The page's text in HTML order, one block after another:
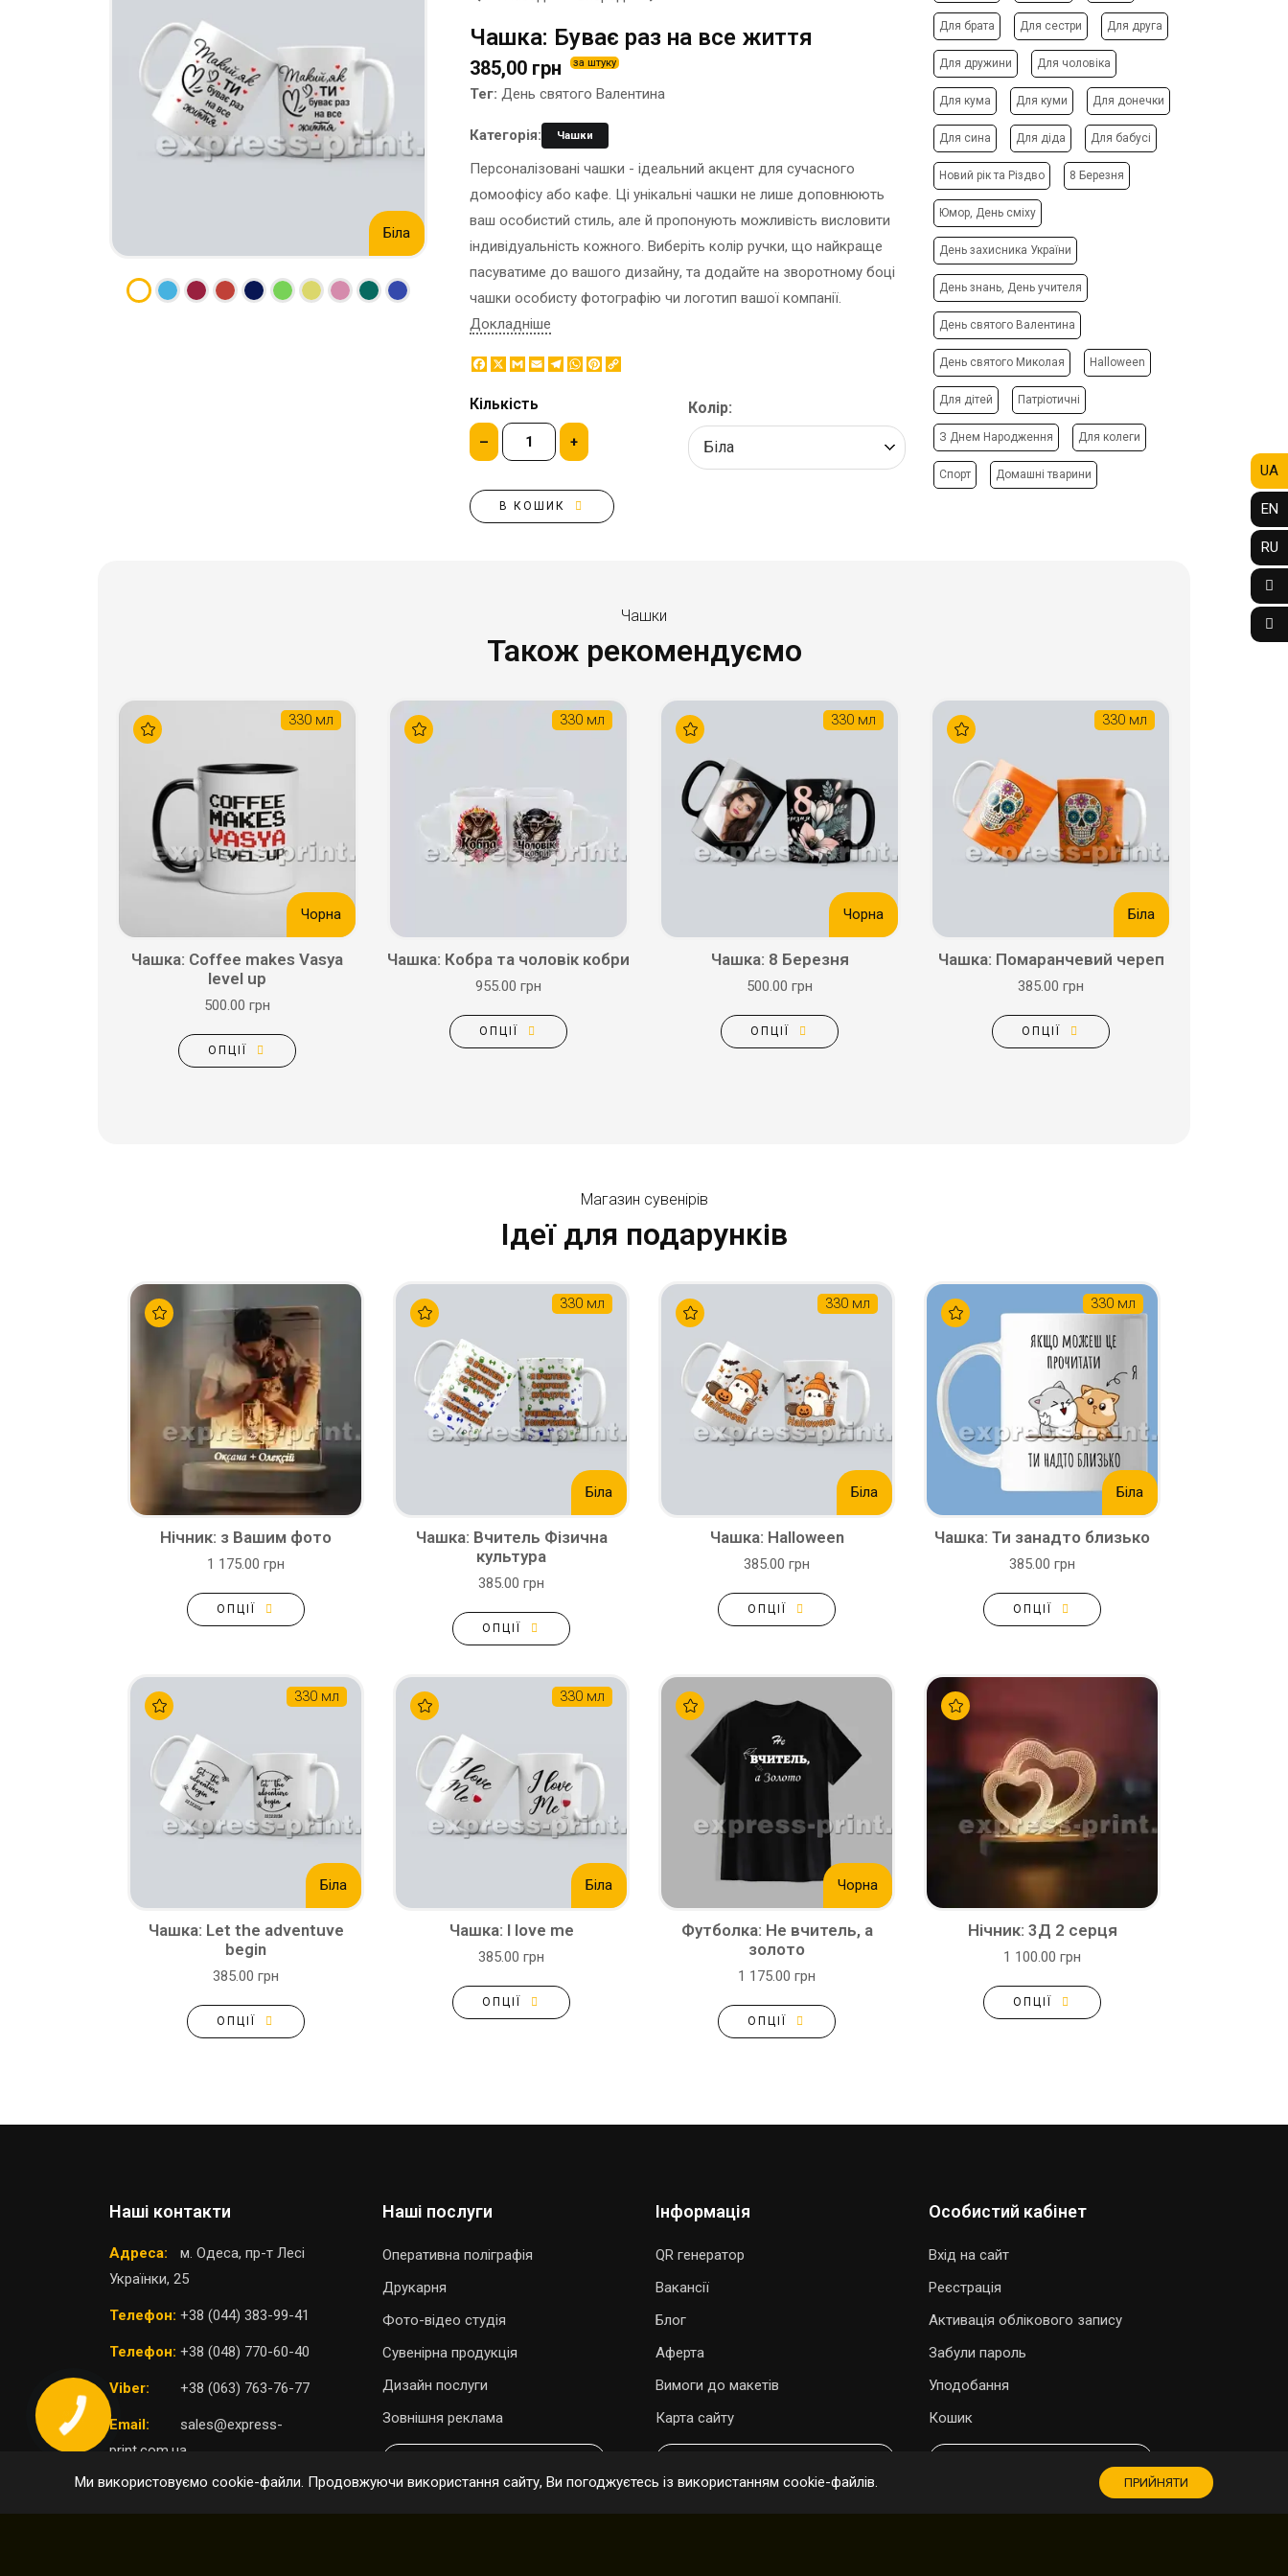
ПРОШИВКА ДИПЛОМУ/
ТВЕРДА ОБКЛАДИНКА
ПРЯМА ТА ПЛОТЕРНА
ШОВКОГРАФІЯ / УФ ДТФ
ЛИСТІВКИ / ФЛАЄРИ
НАЛІПКИ / СТІКЕРИ
ПАПКИ
ПЛАСТИКОВІ КАРТИ
КОРПОРАТИВНI СОЛОДОЩI
НАСТIЛЬНА КОНСТРУКЦIЯ
ПАКЕТИ
ПАПЕРОВІ СТАКАНИ
ЗНАЧКИ МЕТАЛЕВI
МЕДАЛІ
МЕТАЛ
НІЧНИК
ФОТОКУБИК
ФУТБОЛКИ / СВІТШОТИ /
ПОЛО / ХУДІ
ХОЛСТ, ПОЛОТНО
ЧОХЛИ ДЛЯ ТЕЛЕФОНУ
ШКАРПЕТКИ
ЯЛИНКОВI КУЛI
СІТІ-ЛАЙТИ
ТРАНСПОРТНА РЕКЛАМА
ДИЗАЙН ПОСЛУГИ
ЗАПРАВКА/СЕРВІС
КАРТРИДЖІВ
ВИГОТОВЛЕННЯ ШТАМПІВ
Біла
Чашка: Буває раз на все життя
385,00 грн за штуку
Тег: День святого Валентина
Категорія: Чашки
Персоналізовані чашки - ідеальний акцент для сучасного
домоофісу або кафе. Ці унікальні чашки не лише доповнюють
ваш особистий стиль, але й пропонують можливість висловити
індивідуальність кожного. Виберіть колір ручки, що найкраще
пасуватиме до вашого дизайну, та додайте на зворотному боці
чашки особисту фотографію чи логотип вашої компанії.
Докладніше
Facebook
X GmailEmailTelegram
WhatsApp
Pinterest
Кількість
– +
Колір:
В КОШИК
Для брата Для сестри Для друга
Для дружини Для чоловіка
Для кума Для куми Для донечки
Для сина Для діда Для бабусі
Новий рік та Різдво 8 Березня
Юмор, День сміху
День захисника України
День знань, День учителя
День святого Валентина
День святого Миколая Halloween
Для дітей Патріотичні
З Днем Народження Для колеги
Спорт Домашні тварини
Чашки
Також рекомендуємо
330 мл
Чорна
Чашка: Сoffee makes Vasya
level up
500.00 грн
ОПЦІЇ
330 мл
Чашка: Кобра та чоловік кобри
955.00 грн
ОПЦІЇ
330 мл
Чорна
Чашка: 8 Березня
500.00 грн
ОПЦІЇ
330 мл
Біла
Чашка: Помаранчевий череп
385.00 грн
ОПЦІЇ
Магазин сувенірів
Ідеї для подарунків
Нічник: з Вашим фото
1 175.00 грн
ОПЦІЇ
330 мл
Біла
Чашка: Вчитель Фізична
культура
385.00 грн
ОПЦІЇ
330 мл
Біла
Чашка: Halloween
385.00 грн
ОПЦІЇ
330 мл
Біла
Чашка: Ти занадто близько
385.00 грн
ОПЦІЇ
330 мл
Біла
Чашка: Let the adventuve
begin
385.00 грн
ОПЦІЇ
330 мл
Біла
Чашка: I love me
385.00 грн
ОПЦІЇ
Чорна
Футболка: Не вчитель, а
золото
1 175.00 грн
ОПЦІЇ
Нічник: 3Д 2 серця
1 100.00 грн
ОПЦІЇ
Наші контакти
Адреса:
м. Одеса, пр-т Лесі
Українки, 25
Телефон: +38 (044) 383-99-41
Телефон: +38 (048) 770-60-40
Viber: +38 (063) 763-76-77
Email:
sales@express-
print.com.ua
Наші послуги
Оперативна поліграфія
Друкарня
Фото-відео студія
Сувенірна продукція
Дизайн послуги
Зовнішня реклама
Інформація
QR генератор
Вакансії
Блог
Аферта
Вимоги до макетів
Карта сайту
Особистий кабінет
Вхід на сайт
Реєстрація
Активація облікового запису
Забули пароль
Уподобання
Кошик
UA
EN
RU
Ми використовуємо cookie-файли. Продовжуючи використання сайту, Ви погоджуєтесь із використанням cookie-файлів. ПРИЙНЯТИ